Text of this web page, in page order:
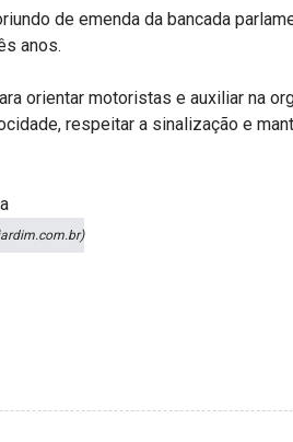
de emenda da bancada
anos.
orientar motoristas e auxiliar na
respeitar a sinalização e